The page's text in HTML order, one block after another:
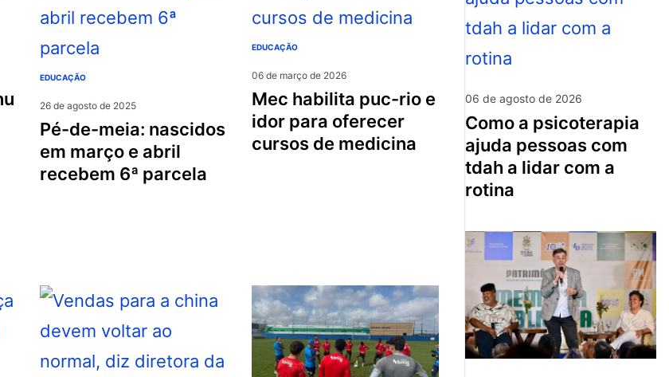
EDUCAÇÃO
26 de agosto de 2025
pé-de-meia: nascidos
em março e abril
recebem 6ª parcela
EDUCAÇÃO
06 de março de 2026
mec habilita puc-rio e
idor para oferecer
cursos de medicina
06 de agosto de 2026
como a psicoterapia
ajuda pessoas com
tdah a lidar com a
rotina